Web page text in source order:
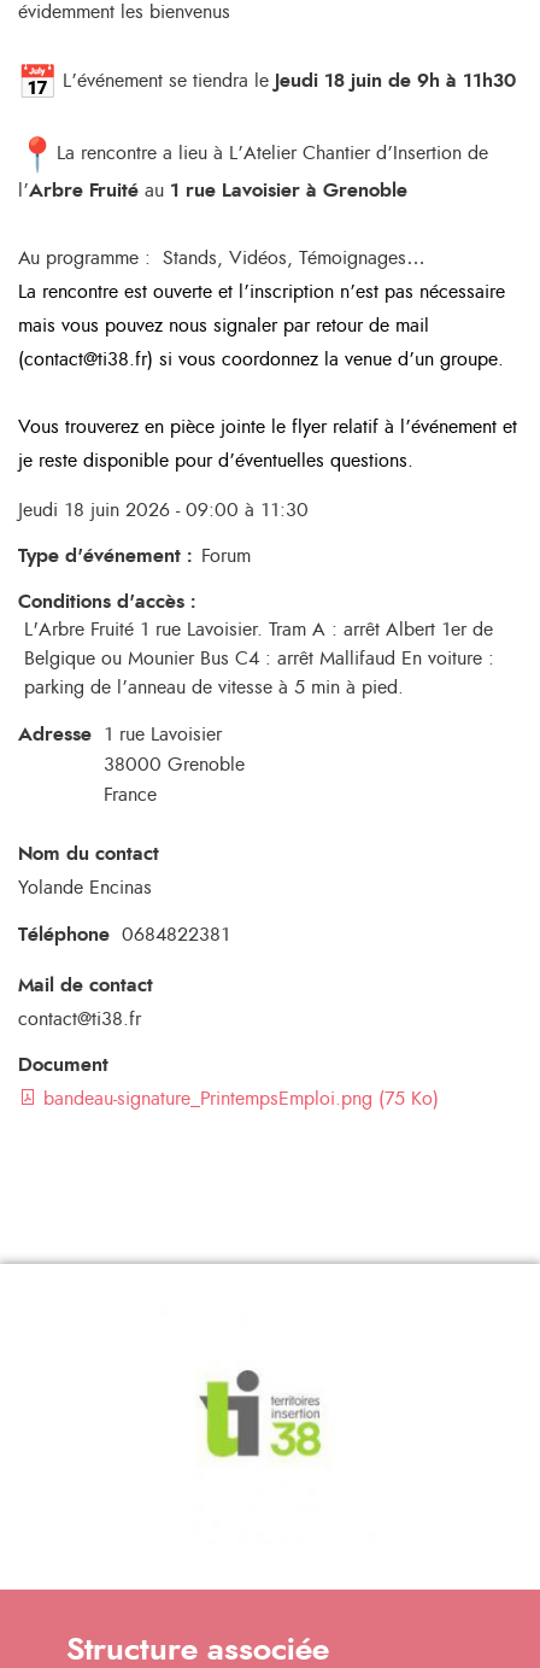
évidemment les bienvenus
L’événement se tiendra le Jeudi 18 juin de 9h à 11h30
La rencontre a lieu à
L’Atelier Chantier d’Insertion de
l’Arbre Fruité au 1 rue Lavoisier à Grenoble
Au programme : Stands, Vidéos, Témoignages…
La rencontre est ouverte et l’inscription n’est pas nécessaire
mais vous pouvez nous signaler par retour de mail
(contact@ti38.fr) si vous coordonnez la venue d’un groupe.
Vous trouverez en pièce jointe le flyer relatif à l’événement et
je reste disponible pour d’éventuelles questions.
Jeudi 18 juin 2026 - 09:00 à 11:30
Type d'événement : Forum
Conditions d'accès :
L'Arbre Fruité 1 rue Lavoisier. Tram A : arrêt Albert 1er de
Belgique ou Mounier Bus C4 : arrêt Mallifaud En voiture :
parking de l’anneau de vitesse à 5 min à pied.
Adresse
1 rue Lavoisier
38000 Grenoble
France
Nom du contact
Yolande Encinas
Téléphone 0684822381
Mail de contact
contact@ti38.fr
Document
bandeau-signature_PrintempsEmploi.png (75 Ko)
Structure associée